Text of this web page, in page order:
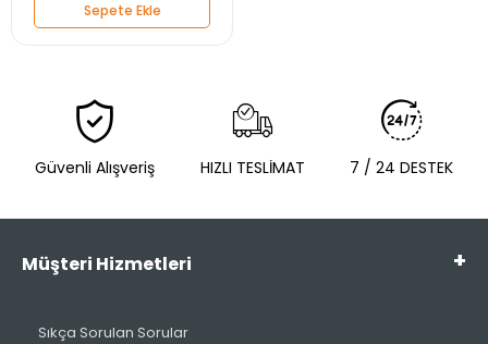
Sepete Ekle
Güvenli Alışveriş HIZLI TESLİMAT 7 / 24 DESTEK
Müşteri Hizmetleri
Sıkça Sorulan Sorular